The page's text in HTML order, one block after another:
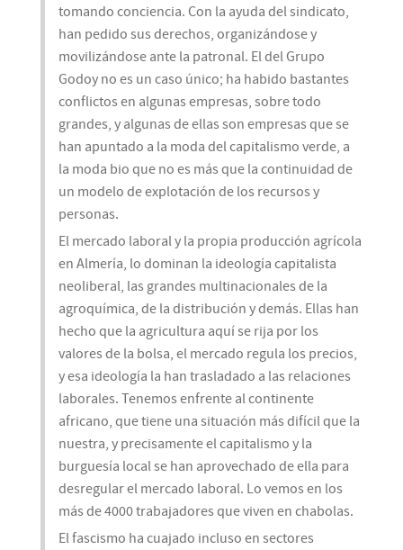
tomando conciencia. Con la ayuda del sindicato,
han pedido sus derechos, organizándose y
movilizándose ante la patronal. El del Grupo
Godoy no es un caso único; ha habido bastantes
conflictos en algunas empresas, sobre todo
grandes, y algunas de ellas son empresas que se
han apuntado a la moda del capitalismo verde, a
la moda bio que no es más que la continuidad de
un modelo de explotación de los recursos y
personas.
El mercado laboral y la propia producción agrícola
en Almería, lo dominan la ideología capitalista
neoliberal, las grandes multinacionales de la
agroquímica, de la distribución y demás. Ellas han
hecho que la agricultura aquí se rija por los
valores de la bolsa, el mercado regula los precios,
y esa ideología la han trasladado a las relaciones
laborales. Tenemos enfrente al continente
africano, que tiene una situación más difícil que la
nuestra, y precisamente el capitalismo y la
burguesía local se han aprovechado de ella para
desregular el mercado laboral. Lo vemos en los
más de 4000 trabajadores que viven en chabolas.
El fascismo ha cuajado incluso en sectores